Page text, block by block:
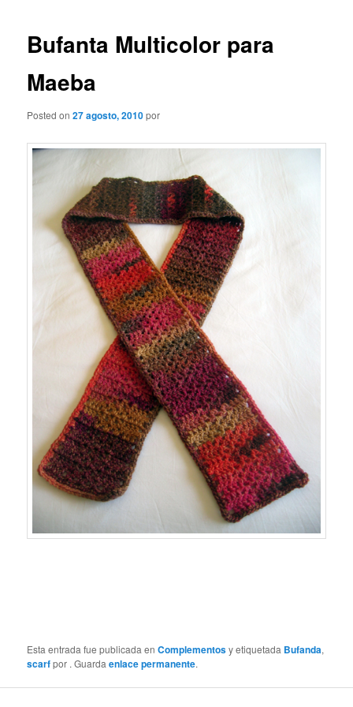
Bufanta Multicolor para
Maeba
Posted on27 agosto, 2010por
Esta entrada fue publicada enComplementosy etiquetada Bufanda,
scarfpor . Guardaenlace permanente.